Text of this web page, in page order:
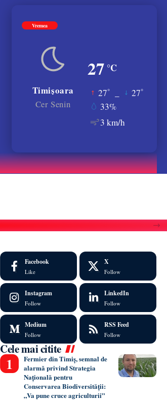
Vremea
27 °C
Timișoara
Cer Senin
27° 27°
33%
3 km/h
Facebook
Like
X
Follow
Instagram
Follow
LinkedIn
Follow
Medium
Follow
RSS Feed
Follow
Cele mai citite
Fermier din Timiș, semnal de
alarmă privind Strategia
Națională pentru
Conservarea Biodiversității:
„Va pune cruce agriculturii”